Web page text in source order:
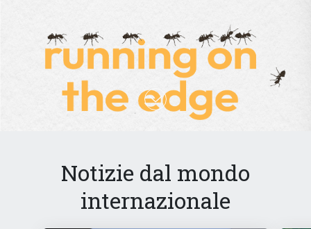
Notizie dal mondo
internazionale